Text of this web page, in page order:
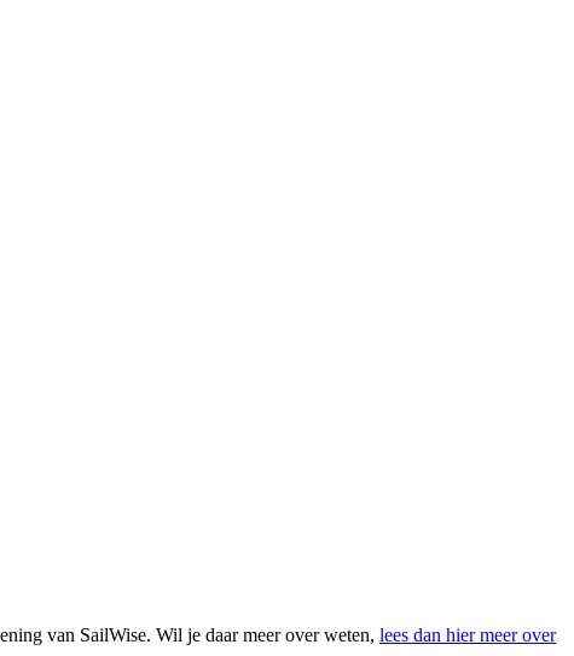
van SailWise. Wil je daar meer over weten, lees dan hier meer over